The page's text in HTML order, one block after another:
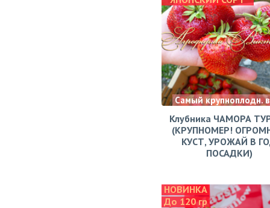
Самый крупноплодн.
Клубника ЧАМОРА
(КРУПНОМЕР!
КУСТ, УРОЖАЙ В
ПОСАДКИ)
НОВИНКА
До 120 гр